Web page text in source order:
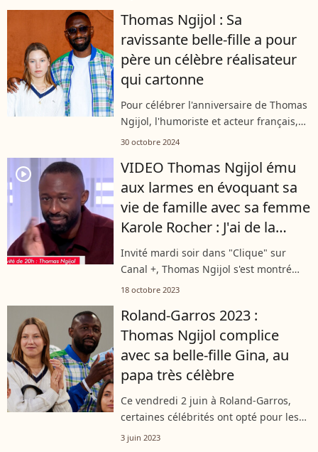
présentatrice Flavie Flament a
notamment...
Thomas Ngijol : Sa
ravissante belle-fille a pour
père un célèbre réalisateur
qui cartonne
Pour célébrer l'anniversaire de Thomas
Ngijol, l'humoriste et acteur français,
découvrons la belle complicité qu'il
de Karole Rocher et...
30 octobre 2024
player2
VIDEO Thomas Ngijol ému
aux larmes en évoquant sa
vie de famille avec sa femme
Karole Rocher : J'ai de la
chance"
Invité mardi soir dans "Clique" sur
Canal +, Thomas Ngijol s'est montré
ému en parlant de sa vie de famille, lui
enfants avec l'actrice Karole Rocher.
18 octobre 2023
Roland-Garros 2023 :
Thomas Ngijol complice
avec sa belle-fille Gina, au
papa très célèbre
Ce vendredi 2 juin à Roland-Garros,
certaines célébrités ont opté pour les
nocturnes des internationaux de
3 juin 2023